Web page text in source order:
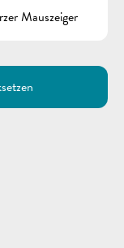
Mauszeiger